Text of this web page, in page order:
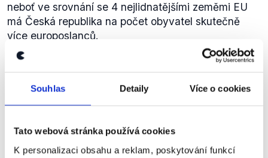
Souhlas Detaily Více o cookies
Tato webová stránka používá cookies
K personalizaci obsahu a reklam, poskytování funkcí
neboť ve srovnání se 4 nejlidnatějšími zeměmi EU
má Česká republika na počet obyvatel skutečně
více europoslanců.
Přehled počtu poslanců Evropského parlamentu pro
jednotlivé členské země na období 2014–2019 je
ukazuje, že oproti současnému období se počet
europoslanců pro ČR snižuje z 22 na 21.
obyvatel v České republice a dále ve 4 největších
zemích (myšleno nejlidnatějších): EU, Německu,